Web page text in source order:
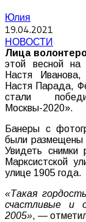
Юлия
19.04.2021
НОВОСТИ
Лица
этой весной на
Настя
Настя Парада,
стали
Москвы-2020».
Банеры с
были размещены
Увидеть
Марксистской
улице 1905 года.
«Такая
счастливые и
2005», —